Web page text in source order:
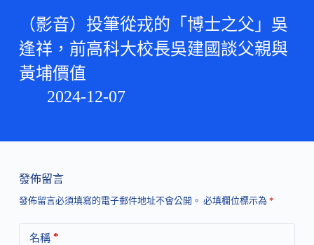
（影音）投筆從戎的「博士之父」吳
逢祥，前高科大校長吳建國談父親與
黃埔價值
2024-12-07
發佈留言
發佈留言必須填寫的電子郵件地址不會公開。 必填欄位標示為 *
名稱 *